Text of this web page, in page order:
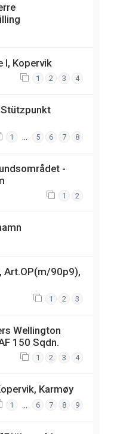
I, Kopervik
1 2 3 4
1 5 6 7 8
-
1 2
Art.OP(m/90p9),
1 2 3
Wellington
150 Sqdn.
1 2 3 4
Karmøy
1 6 7 8 9